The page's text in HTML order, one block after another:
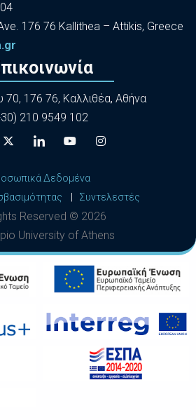
176 76 Kallithea – Attikis, Greece
70, 176 76, Καλλιθέα, Αθήνα
210 9549 102
Δεδομένα
Συντελεστές
Reserved © 2026
University of Athens